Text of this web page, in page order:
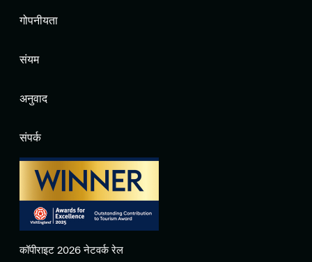
गोपनीयता
संयम
अनुवाद
संपर्क
कॉपीराइट 2026 नेटवर्क रेल